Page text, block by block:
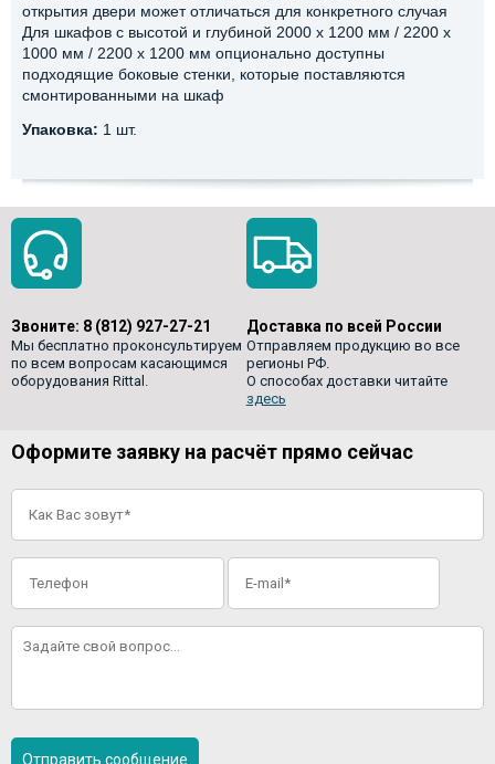
открытия двери может отличаться для конкретного случая
Для шкафов с высотой и глубиной 2000 x 1200 мм / 2200 x
1000 мм / 2200 x 1200 мм опционально доступны
подходящие боковые стенки, которые поставляются
смонтированными на шкаф
Упаковка: 1 шт.
Звоните: 8 (812) 927-27-21
Мы бесплатно проконсультируем
по всем вопросам касающимся
оборудования Rittal.
Доставка по всей России
Отправляем продукцию во все
регионы РФ.
О способах доставки читайте
здесь
Оформите заявку на расчёт прямо сейчас